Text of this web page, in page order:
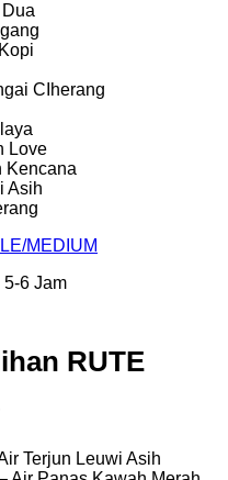
CIherang
Love
Kencana
Asih
MEDIUM
5-6 Jam
RUTE
Terjun Leuwi Asih